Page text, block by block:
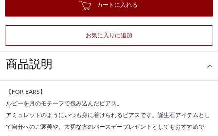
カートに入れる
お気に入りに追加
商品説明
【FOR EARS】
ルビーを月のモチーフで包み込んだピアス。
アミュレットのようにいつも身に着けられるピアスです。誕生石アイテムとし
て自分へのご褒美や、大切な方のバースデープレゼントとしてもおすすめで